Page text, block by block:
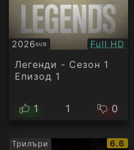
2026SUB
Субтитри Качество:
Full HD
Легенди - Сезон 1
Епизод 1
1 1 0
Трилъри
IMDb
6.6